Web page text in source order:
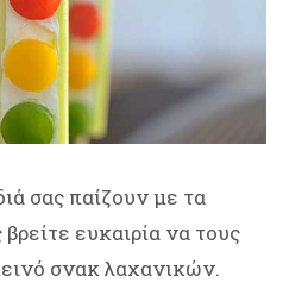
σας παίζουν με τα
ευκαιρία να τους
σνακ λαχανικών.